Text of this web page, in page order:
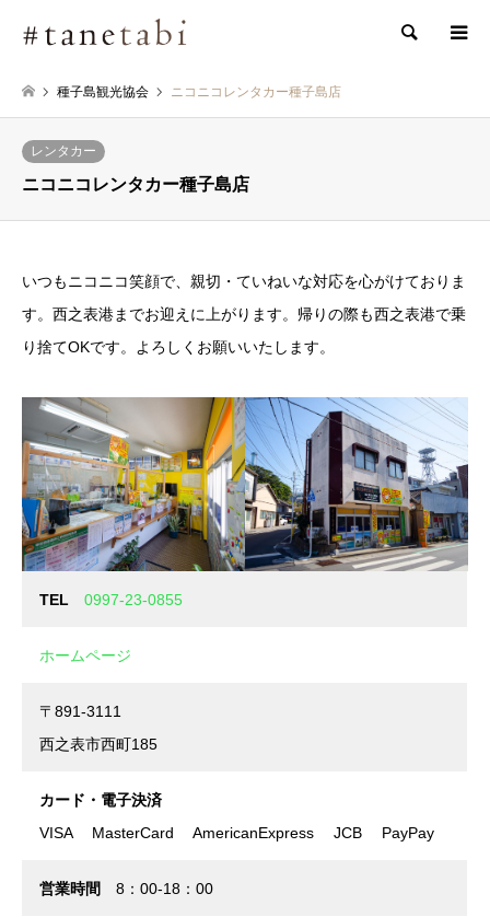
検索
種子島観光協会 ニコニコレンタカー種子島店
レンタカー
ニコニコレンタカー種子島店
いつもニコニコ笑顔で、親切・ていねいな対応を心がけておりま
す。西之表港までお迎えに上がります。帰りの際も西之表港で乗
り捨てOKです。よろしくお願いいたします。
TEL 0997-23-0855
ホームページ
〒891-3111
西之表市西町185
カード・電子決済
VISA MasterCard AmericanExpress JCB PayPay
営業時間 8：00-18：00